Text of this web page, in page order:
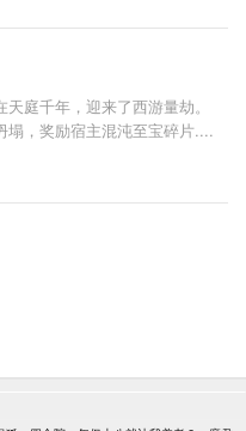
庭千年，迎来了西游量劫。
塌，奖励宿主混沌至宝碎片....